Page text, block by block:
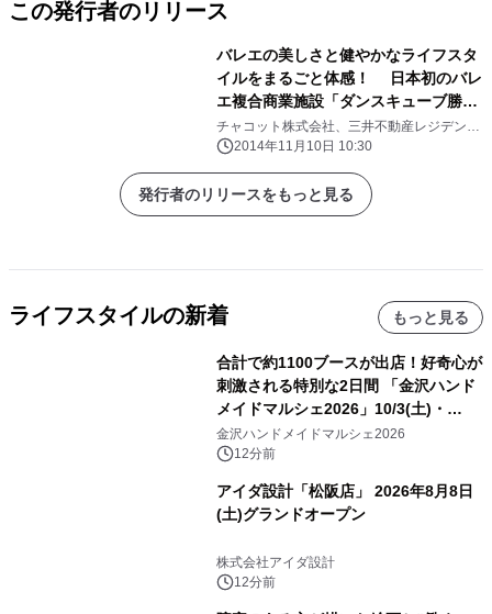
この発行者のリリース
バレエの美しさと健やかなライフスタ
イルをまるごと体感！ 日本初のバレ
エ複合商業施設「ダンスキューブ勝ど
き」 ～東京都中央区勝どきに2014
年11月7日(金)グランドオープン～
チャコット株式会社、三井不動産レジデンシ
ャル株式会社
2014年11月10日 10:30
発行者のリリースをもっと見る
ライフスタイルの新着 もっと見る
合計で約1100ブースが出店！好奇心が
刺激される特別な2日間 「金沢ハンド
メイドマルシェ2026」10/3(土)・
10/4(日)開催
金沢ハンドメイドマルシェ2026
12分前
アイダ設計「松阪店」 2026年8月8日
(土)グランドオープン
株式会社アイダ設計
12分前